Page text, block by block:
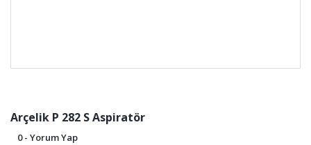
Arçelik P 282 S Aspiratör
0 - Yorum Yap